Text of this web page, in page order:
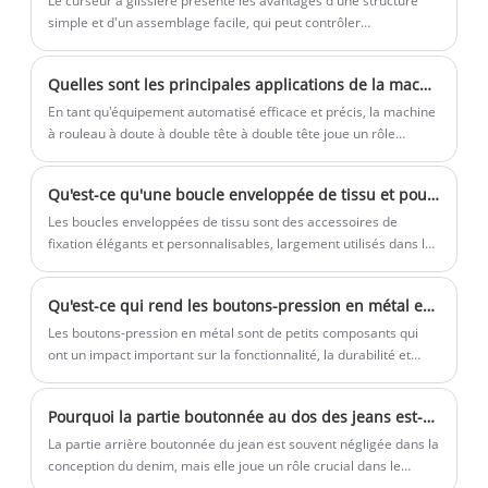
simple et d'un assemblage facile, qui peut contrôler
Quelles sont les principales applications de la machine à rouler du cou à double tête de bouton?
En tant qu'équipement automatisé efficace et précis, la machine
à rouleau à doute à double tête à double tête joue un rôle
Qu'est-ce qu'une boucle enveloppée de tissu et pourquoi est-elle le choix ultime pour les projets de mode et d'artisanat haut de gamme
Les boucles enveloppées de tissu sont des accessoires de
fixation élégants et personnalisables, largement utilisés dans les
manuels. Contrairement aux boucles métalliques traditionnelles,
elles sont recouvertes d'un tissu qui correspond ou complète le
textile principal, créant une esthétique sans couture et haut de
Qu'est-ce qui rend les boutons-pression en métal essentiels pour la conception de vêtements modernes ?
​Les boutons-pression en métal sont de petits composants qui
ont un impact important sur la fonctionnalité, la durabilité et
industriels, ils offrent commodité, résistance et attrait visuel. Ce
guide complet explore leur structure, leurs types, leurs
matériaux, leurs applications et les préoccupations courantes
Pourquoi la partie boutonnée au dos des jeans est-elle importante pour le confort du denim ?
La partie arrière boutonnée du jean est souvent négligée dans la
conception du denim, mais elle joue un rôle crucial dans le